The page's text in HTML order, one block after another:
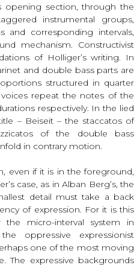
opening section, through the
instrumental groups,
corresponding intervals,
mechanism. Constructivist
of Holliger’s writing. In
and double bass parts are
structured in quarter
repeat the notes of the
respectively. In the lied
– Beiseit – the staccatos of
of the double bass
in contrary motion.
even if it is in the foreground,
case, as in Alban Berg’s, the
detail must take a back
of expression. For it is this
the micro-interval system in
oppressive expressionist
one of the most moving
The expressive backgrounds